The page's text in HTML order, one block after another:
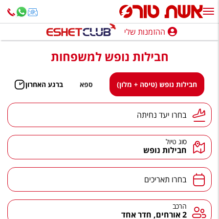
ההזמנות שלי
נופש בארץ
חופשה לפי סגנון
מלונות באילת
טיולים מאורגנים
סגנונות טיול
הרגע האחרון
חבילות בריאות וספא
ההזמנות שלי
חבילות נופש למשפחות
חבילות נופש (טיסה + מלון) ספא ברגע האחרון
יעד נחיתהבחרו יעד נחיתה
סוג טיול
חבילות נופש
תאריכים בחרו תאריכים
הרכב הרכב
2 אורחים, חדר אחד